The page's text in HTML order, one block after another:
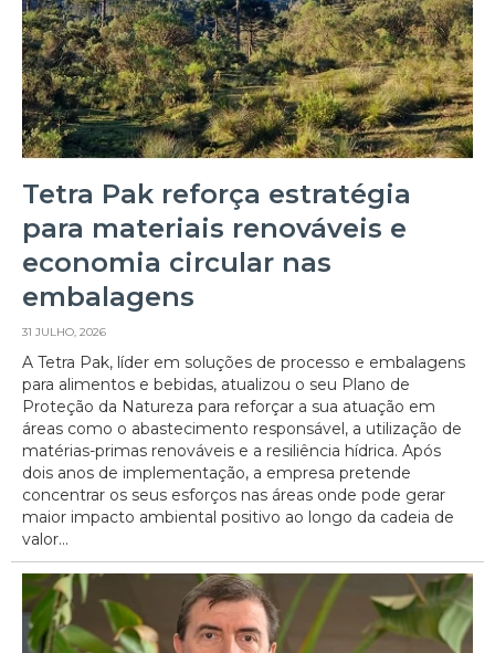
Tetra Pak reforça estratégia
para materiais renováveis e
economia circular nas
embalagens
31 JULHO, 2026
A Tetra Pak, líder em soluções de processo e embalagens
para alimentos e bebidas, atualizou o seu Plano de
Proteção da Natureza para reforçar a sua atuação em
áreas como o abastecimento responsável, a utilização de
matérias-primas renováveis e a resiliência hídrica. Após
dois anos de implementação, a empresa pretende
concentrar os seus esforços nas áreas onde pode gerar
maior impacto ambiental positivo ao longo da cadeia de
valor...